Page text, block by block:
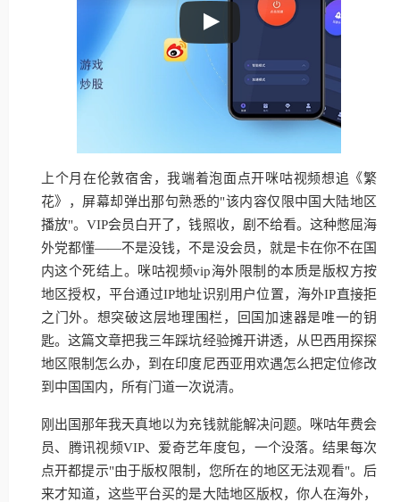
上个月在伦敦宿舍，我端着泡面点开咪咕视频想追《繁
花》，屏幕却弹出那句熟悉的"该内容仅限中国大陆地区
播放"。VIP会员白开了，钱照收，剧不给看。这种憋屈海
外党都懂——不是没钱，不是没会员，就是卡在你不在国
内这个死结上。咪咕视频vip海外限制的本质是版权方按
地区授权，平台通过IP地址识别用户位置，海外IP直接拒
之门外。想突破这层地理围栏，回国加速器是唯一的钥
匙。这篇文章把我三年踩坑经验摊开讲透，从巴西用探探
地区限制怎么办，到在印度尼西亚用欢遇怎么把定位修改
到中国国内，所有门道一次说清。
刚出国那年我天真地以为充钱就能解决问题。咪咕年费会
员、腾讯视频VIP、爱奇艺年度包，一个没落。结果每次
点开都提示"由于版权限制，您所在的地区无法观看"。后
来才知道，这些平台买的是大陆地区版权，你人在海外，